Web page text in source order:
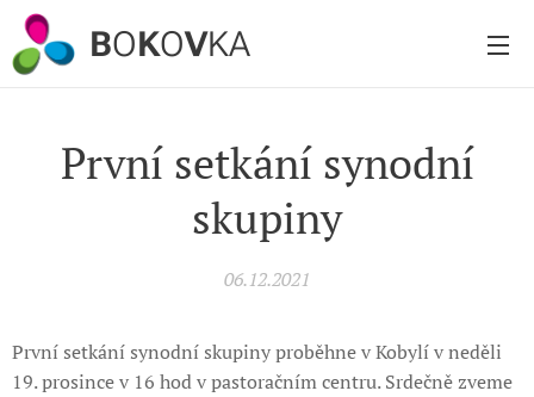
BOKOVKA
První setkání synodní
skupiny
06.12.2021
První setkání synodní skupiny proběhne v Kobylí v neděli
19. prosince v 16 hod v pastoračním centru. Srdečně zveme